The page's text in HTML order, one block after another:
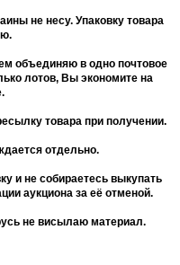
не несу. Упаковку товара
объединяю в одно почтовое
лотов, Вы экономите на
товара при получении.
отдельно.
и не собираетесь выкупать
аукциона за её отменой.
не висылаю материал.